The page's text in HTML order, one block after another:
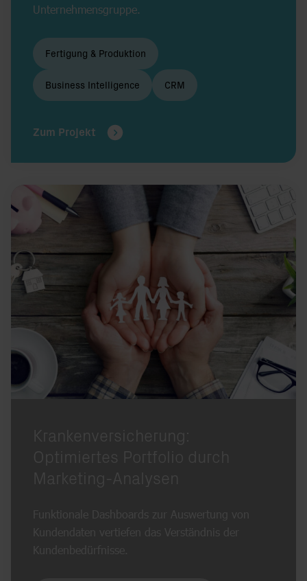
Unternehmensgruppe.
Fertigung & Produktion
Business Intelligence CRM
Zum Projekt